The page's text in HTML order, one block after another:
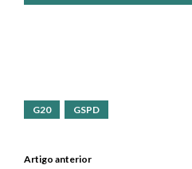
G20 GSPD
Artigo anterior